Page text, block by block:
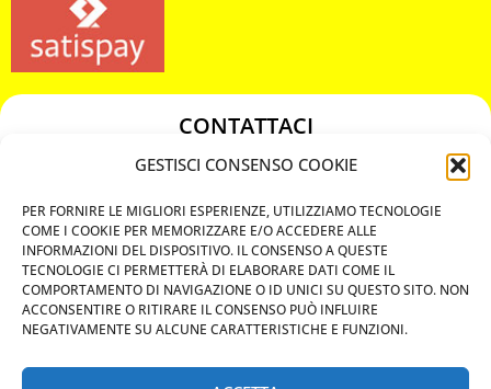
GESTISCI CONSENSO COOKIE
PER FORNIRE LE MIGLIORI ESPERIENZE, UTILIZZIAMO TECNOLOGIE
COME I COOKIE PER MEMORIZZARE E/O ACCEDERE ALLE
INFORMAZIONI DEL DISPOSITIVO. IL CONSENSO A QUESTE
TECNOLOGIE CI PERMETTERÀ DI ELABORARE DATI COME IL
COMPORTAMENTO DI NAVIGAZIONE O ID UNICI SU QUESTO SITO. NON
ACCONSENTIRE O RITIRARE IL CONSENSO PUÒ INFLUIRE
NEGATIVAMENTE SU ALCUNE CARATTERISTICHE E FUNZIONI.
CONTATTACI
349 3863811
chiavicodificate@gmail.com
Privacy Policy
Cookie Policy